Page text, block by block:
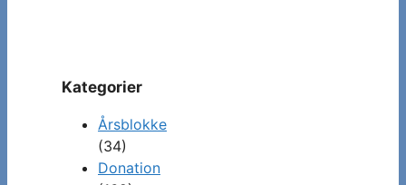
Kategorier
Årsblokke
(34)
Donation